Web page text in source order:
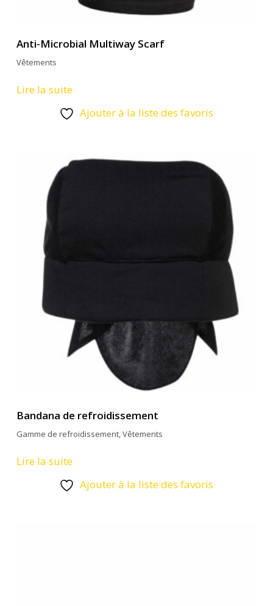
Anti-Microbial Multiway Scarf
Vêtements
Lire la suite
Ajouter à la liste des favoris
Bandana de refroidissement
Gamme de refroidissement,Vêtements
Lire la suite
Ajouter à la liste des favoris